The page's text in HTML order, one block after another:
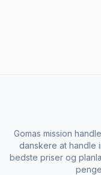
Gomas mission
danskere at handle
bedste priser og